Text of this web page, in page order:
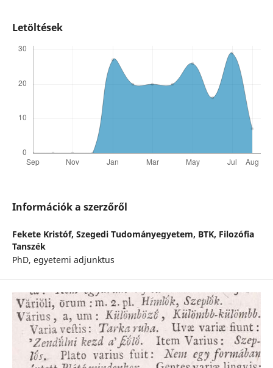
Letöltések
Információk a szerzőről
Fekete Kristóf, Szegedi Tudományegyetem, BTK, Filozófia
Tanszék
PhD, egyetemi adjunktus